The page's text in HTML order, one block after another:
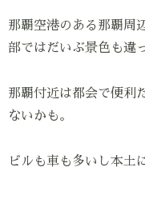
那覇空港のある那覇周
部ではだいぶ景色も違
那覇付近は都会で便利
ないかも。
ビルも車も多いし本土